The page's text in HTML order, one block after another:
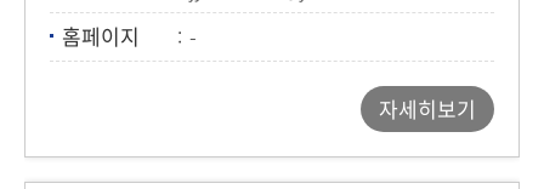
홈페이지
-
자세히보기